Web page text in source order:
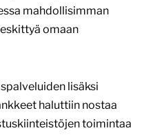
mahdollisimman
omaan
lisäksi
haluttiin nostaa
toimintaa